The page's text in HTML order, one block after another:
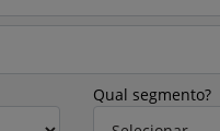
Qual segmento?